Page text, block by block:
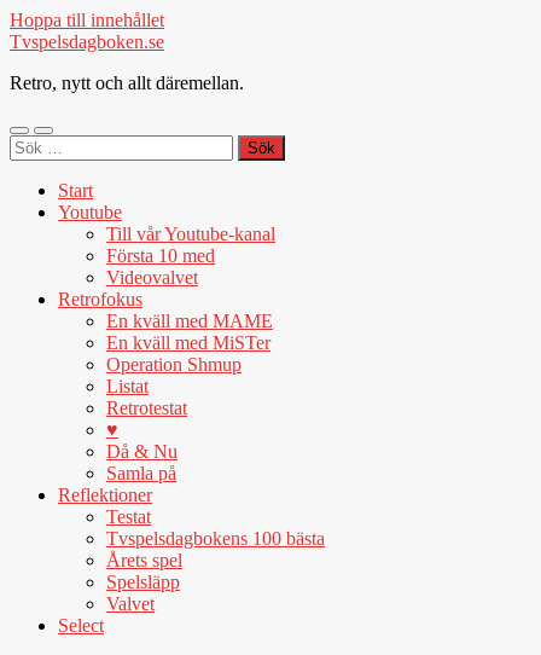
Hoppa till innehållet
Tvspelsdagboken.se
Retro, nytt och allt däremellan.
Slå
på/av
Slå
på/av
Sök
efter:
Start
Youtube
Till vår Youtube-kanal
Första 10 med
Videovalvet
Retrofokus
En kväll med MAME
En kväll med MiSTer
Operation Shmup
Listat
Retrotestat
♥
Då & Nu
Samla på
Reflektioner
Testat
Tvspelsdagbokens 100 bästa
Årets spel
Spelsläpp
Valvet
Select